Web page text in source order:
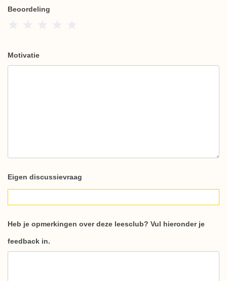
Beoordeling
Motivatie
Eigen discussievraag
Heb je opmerkingen over deze leesclub? Vul hieronder je
feedback in.